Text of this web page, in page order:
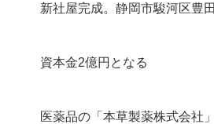
新社屋完成。静岡市駿河区豊
資本金2億円となる
医薬品の「本草製薬株式会社